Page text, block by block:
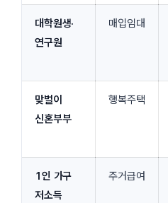
대학원생·
연구원
매입임대
맞벌이
신혼부부
행복주택
1인 가구
저소득
주거급여